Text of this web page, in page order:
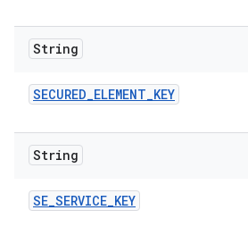
String
SECURED_ELEMENT_KEY
String
SE_SERVICE_KEY